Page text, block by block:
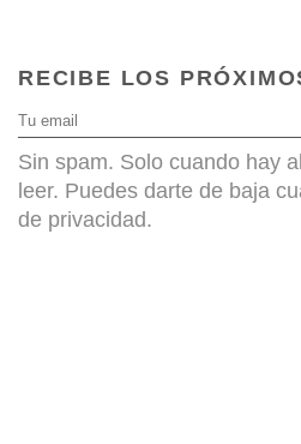
RECIBE LOS
Sin spam. Solo cuando hay
leer. Puedes darte de baja
de privacidad.